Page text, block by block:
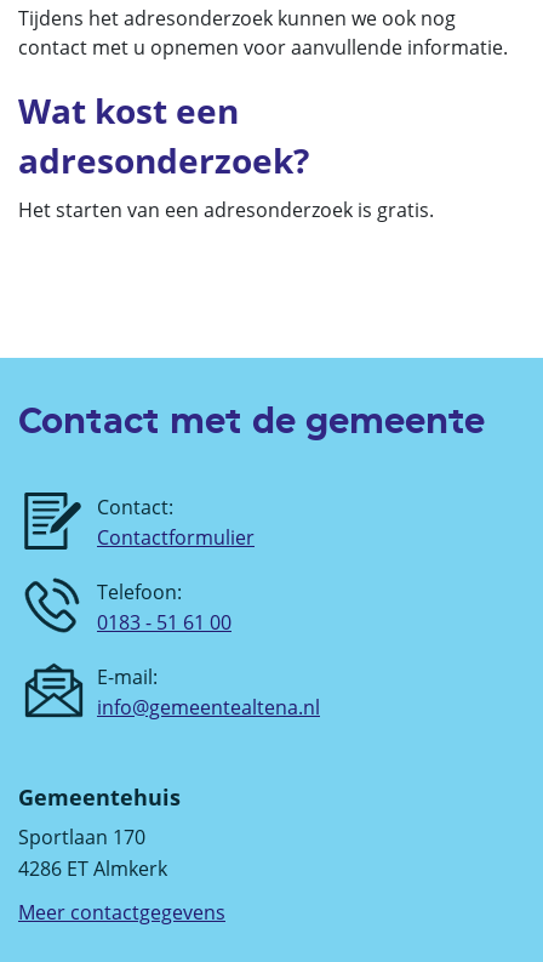
Tijdens het adresonderzoek kunnen we ook nog
contact met u opnemen voor aanvullende informatie.
Wat kost een
adresonderzoek?
Het starten van een adresonderzoek is gratis.
Contact met de gemeente
Contact:
Contactformulier
Telefoon:
0183 - 51 61 00
E-mail:
info@gemeentealtena.nl
Gemeentehuis
Sportlaan 170
4286 ET Almkerk
Meer contactgegevens